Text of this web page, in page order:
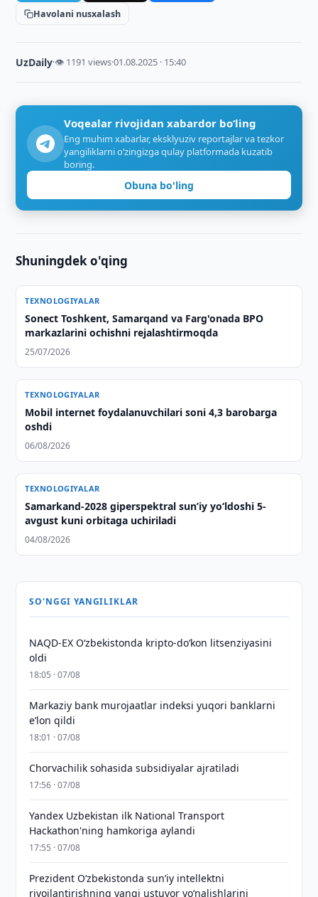
Havolani nusxalash
UzDaily·👁 1191 views·01.08.2025 · 15:40
Voqealar rivojidan xabardor bo‘ling
Eng muhim xabarlar, eksklyuziv reportajlar va tezkor
yangiliklarni o‘zingizga qulay platformada kuzatib
boring.
Obuna bo'ling
Shuningdek o'qing
TEXNOLOGIYALAR
Sonect Toshkent, Samarqand va Farg'onada BPO
markazlarini ochishni rejalashtirmoqda
25/07/2026
TEXNOLOGIYALAR
Mobil internet foydalanuvchilari soni 4,3 barobarga
oshdi
06/08/2026
TEXNOLOGIYALAR
Samarkand-2028 giperspektral sun’iy yo‘ldoshi 5-
avgust kuni orbitaga uchiriladi
04/08/2026
SO'NGGI YANGILIKLAR
NAQD-EX O‘zbekistonda kripto-do‘kon litsenziyasini
oldi
18:05 · 07/08
Markaziy bank murojaatlar indeksi yuqori banklarni
eʼlon qildi
18:01 · 07/08
Chorvachilik sohasida subsidiyalar ajratiladi
17:56 · 07/08
Yandex Uzbekistan ilk National Transport
Hackathon'ning hamkoriga aylandi
17:55 · 07/08
Prezident Oʻzbekistonda sunʼiy intellektni
rivojlantirishning yangi ustuvor yoʻnalishlarini